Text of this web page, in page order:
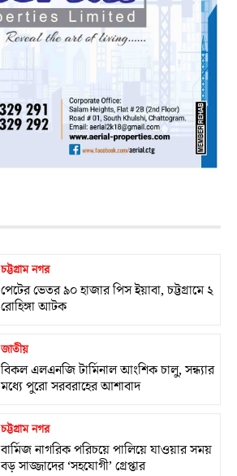
চট্টগ্রাম নগর
পেটের ভেতর ৯০ হাজার পিস ইয়াবা, চট্টগ্রামে ২
রোহিঙ্গা আটক
জাতীয়
বিকল এলএনজি টার্মিনাল আংশিক চালু, সন্ধ্যার
মধ্যে পুরো সরবরাহের আশাবাদ
চট্টগ্রাম নগর
বার্মিজ নাগরিক পরিচয়ে পালিয়ে যাওয়ার সময়
বড় সাজ্জাদের ‘সহযোগী’ গ্রেপ্তার